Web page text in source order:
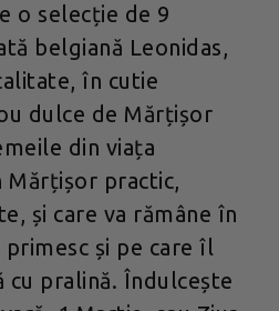
o selecție de 9
belgiană Leonidas,
în cutie
dulce de Mărțișor
din viața
Mărțișor practic,
și care va rămâne în
și pe care îl
cu pralină. Îndulcește